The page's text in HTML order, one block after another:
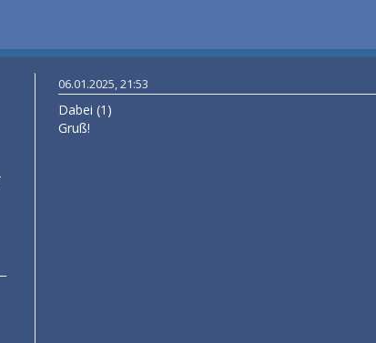
06.01.2025, 21:53
Dabei (1)
Gruß!